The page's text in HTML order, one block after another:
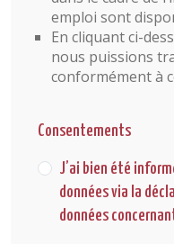
emploi sont
En cliquant ci-
nous puissions
conformément à
Consentements
Utilisation des données
J’ai bien été
données via la
données